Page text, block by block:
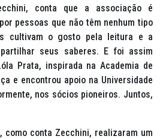
conta que a associação é
pessoas que não têm nenhum tipo
cultivam o gosto pela leitura e a
seus saberes. E foi assim
Prata, inspirada na Academia de
e encontrou apoio na Universidade
nos sócios pioneiros. Juntos,
como conta Zecchini, realizaram um